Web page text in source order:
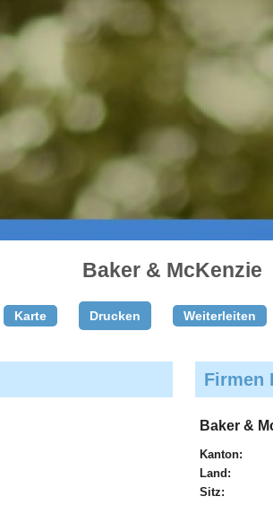
Baker & McKenzie
Karte Drucken Weiterleiten
Firmen
Baker &
Kanton:
Land:
Sitz: